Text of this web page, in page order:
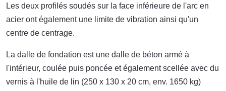
Les deux profilés soudés sur la face inférieure de l'arc en
acier ont également une limite de vibration ainsi qu'un
centre de centrage.
La dalle de fondation est une dalle de béton armé à
l'intérieur, coulée puis poncée et également scellée avec du
vernis à l'huile de lin (250 x 130 x 20 cm, env. 1650 kg)